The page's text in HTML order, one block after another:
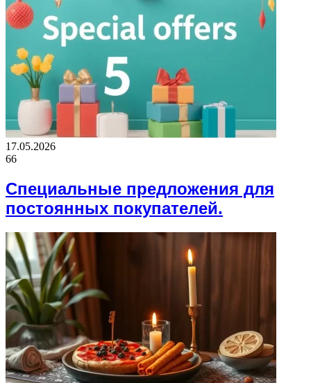
17.05.2026
66
Специальные предложения для
постоянных покупателей.